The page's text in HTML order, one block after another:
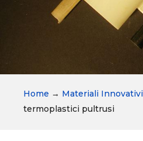
Home → Materiali Innovativi
termoplastici pultrusi